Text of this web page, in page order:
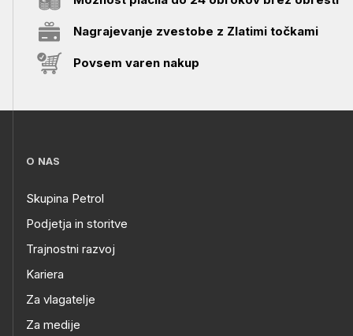
Nagrajevanje zvestobe z Zlatimi točkami
Povsem varen nakup
O NAS
Skupina Petrol
Podjetja in storitve
Trajnostni razvoj
Kariera
Za vlagatelje
Za medije